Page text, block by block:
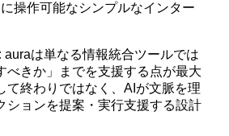
操作可能なシンプルなインター
auraは単なる情報統合ツールでは
べきか」までを支援する点が最大
て終わりではなく、AIが文脈を理
ションを提案・実行支援する設計